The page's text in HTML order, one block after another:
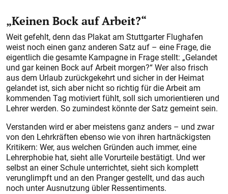
„Keinen Bock auf Arbeit?“
Weit gefehlt, denn das Plakat am Stuttgarter Flughafen
weist noch einen ganz anderen Satz auf – eine Frage, die
eigentlich die gesamte Kampagne in Frage stellt: „Gelandet
und gar keinen Bock auf Arbeit morgen?“ Wer also frisch
aus dem Urlaub zurückgekehrt und sicher in der Heimat
gelandet ist, sich aber nicht so richtig für die Arbeit am
kommenden Tag motiviert fühlt, soll sich umorientieren und
Lehrer werden. So zumindest könnte der Satz gemeint sein.
Verstanden wird er aber meistens ganz anders – und zwar
von den Lehrkräften ebenso wie von ihren hartnäckigsten
Kritikern: Wer, aus welchen Gründen auch immer, eine
Lehrerphobie hat, sieht alle Vorurteile bestätigt. Und wer
selbst an einer Schule unterrichtet, sieht sich komplett
verunglimpft und an den Pranger gestellt, und das auch
noch unter Ausnutzung übler Ressentiments.